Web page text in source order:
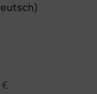
Preis: